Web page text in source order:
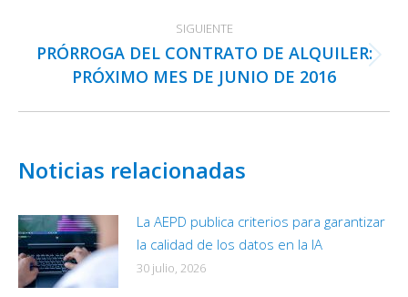
SIGUIENTE
Publicación
siguiente:
PRÓRROGA DEL CONTRATO DE ALQUILER:
PRÓXIMO MES DE JUNIO DE 2016
Noticias relacionadas
La AEPD publica criterios para garantizar
la calidad de los datos en la IA
30 julio, 2026